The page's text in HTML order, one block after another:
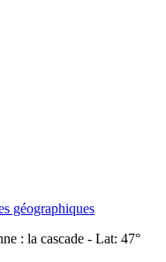
géographiques
: la cascade - Lat: 47°